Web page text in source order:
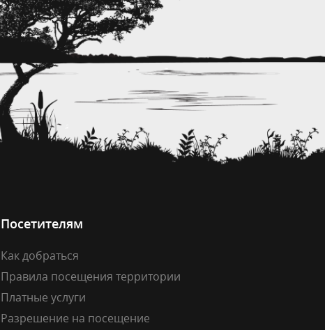
Посетителям
Как добраться
Правила посещения территории
Платные услуги
Разрешение на посещение